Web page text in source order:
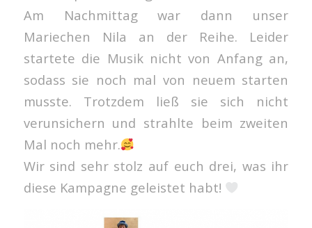
Am Nachmittag war dann unser
Mariechen Nila an der Reihe. Leider
startete die Musik nicht von Anfang an,
sodass sie noch mal von neuem starten
musste. Trotzdem ließ sie sich nicht
verunsichern und strahlte beim zweiten
Mal noch mehr.
Wir sind sehr stolz auf euch drei, was ihr
diese Kampagne geleistet habt!